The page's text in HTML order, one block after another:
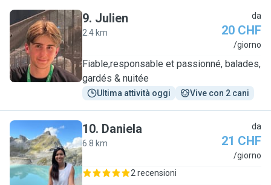
J
9. Julien
2.4 km
da
20 CHF
/giorno
Fiable,responsable et passionné, balades,
gardés & nuitée
Ultima attività oggi Vive con 2 cani
D
10. Daniela
6.8 km
da
21 CHF
/giorno
2 recensioni